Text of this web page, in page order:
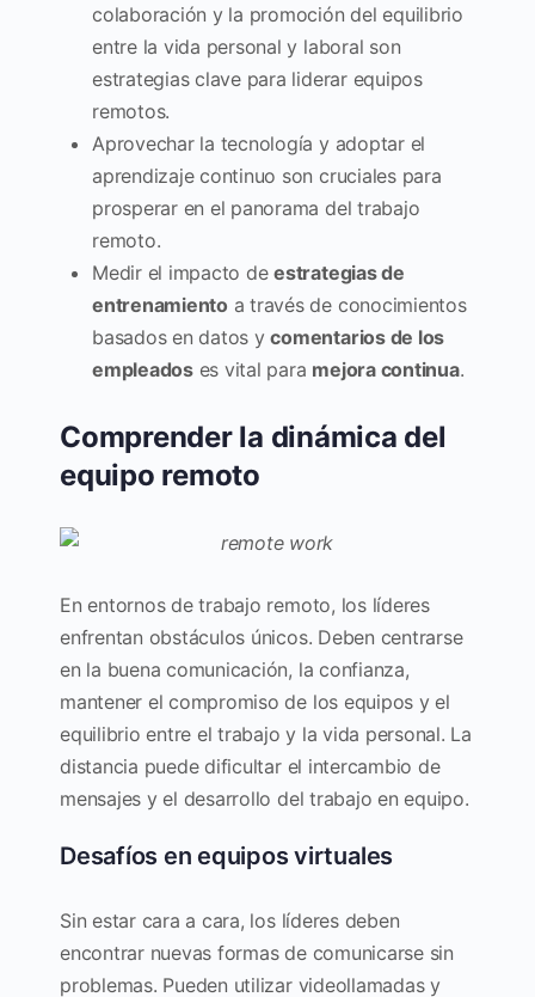
colaboración y la promoción del equilibrio
entre la vida personal y laboral son
estrategias clave para liderar equipos
remotos.
Aprovechar la tecnología y adoptar el
aprendizaje continuo son cruciales para
prosperar en el panorama del trabajo
remoto.
Medir el impacto deestrategias de
entrenamiento a través de conocimientos
basados en datos ycomentarios de los
empleadoses vital para mejora continua.
Comprender la dinámica del
equipo remoto
En entornos de trabajo remoto, los líderes
enfrentan obstáculos únicos. Deben centrarse
en la buena comunicación, la confianza,
mantener el compromiso de los equipos y el
equilibrio entre el trabajo y la vida personal. La
distancia puede dificultar el intercambio de
mensajes y el desarrollo del trabajo en equipo.
Desafíos en equipos virtuales
Sin estar cara a cara, los líderes deben
encontrar nuevas formas de comunicarse sin
problemas. Pueden utilizar videollamadas y